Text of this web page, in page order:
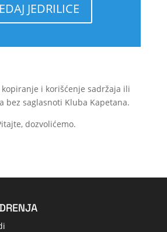
JEDRILICE
i korišćenje sadržaja ili
bez saglasnoti Kluba Kapetana.
dozvolićemo.